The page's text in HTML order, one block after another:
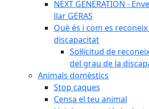
NEXT GENERATION -
llar GERAS
Què és i com es
discapacitat
Sol·licitud de
del grau de la
Animals domèstics
Stop caques
Censa el teu animal